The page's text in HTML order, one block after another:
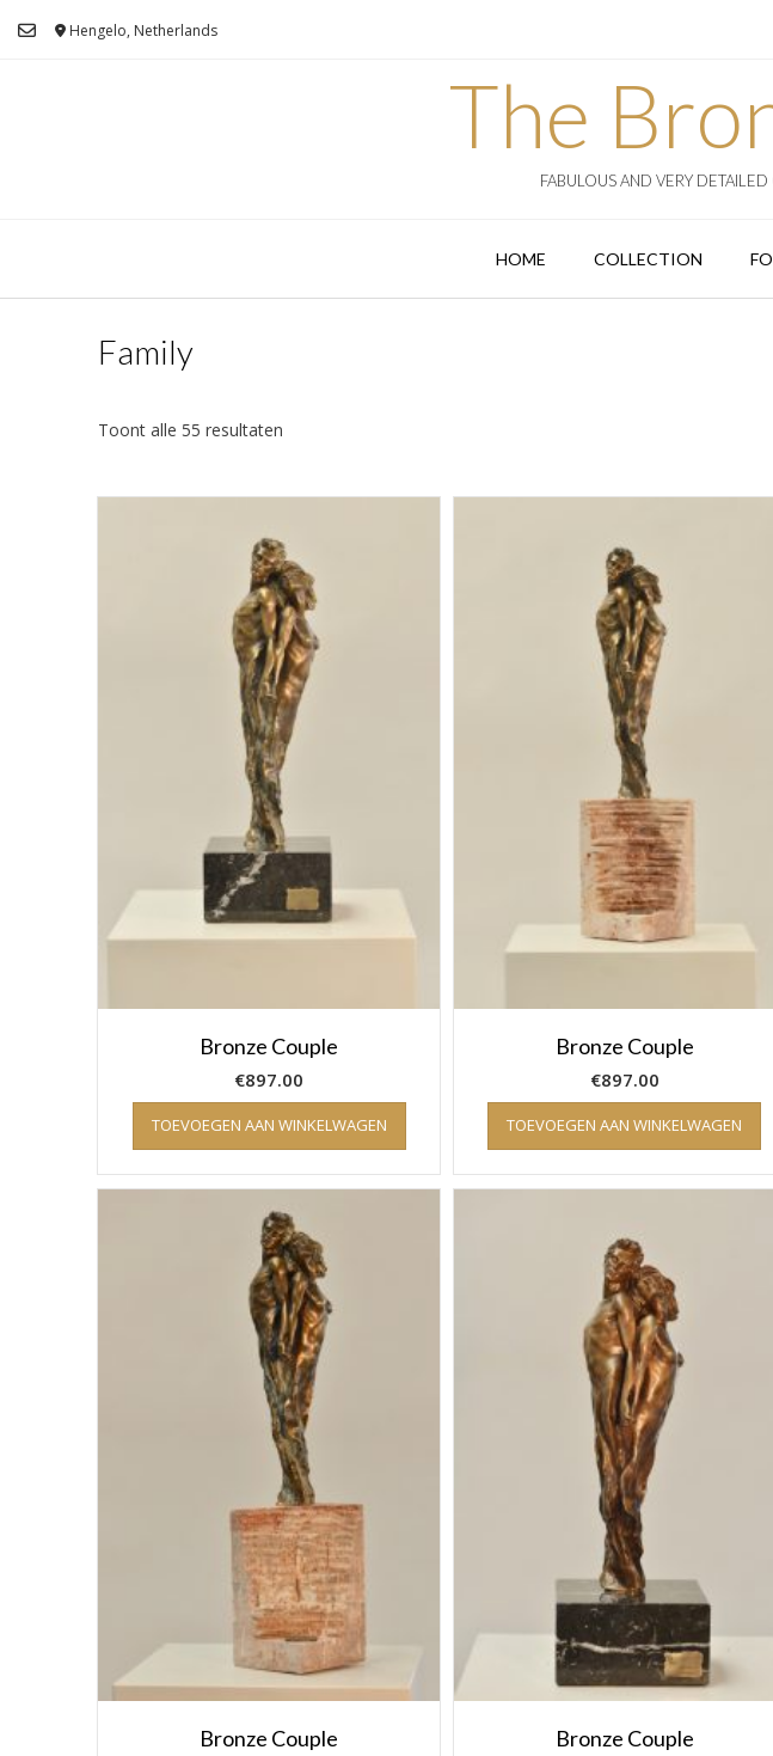
naar
Hengelo, Netherlands
The
FABULOUS AND VERY
HOME COLLECTION
Family
Toont alle 55 resultaten
Bronze Couple
€897.00
TOEVOEGEN AAN WINKELWAGEN
Bronze Couple
€897.00
TOEVOEGEN AAN WINKELWAGEN
Bronze Couple Bronze Couple